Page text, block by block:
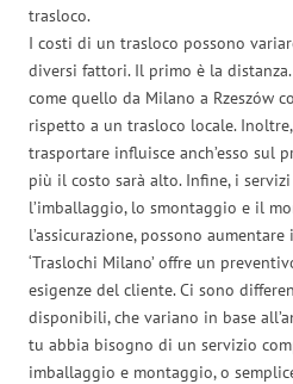
trasloco.
I costi di un trasloco possono
diversi fattori. Il primo è la distanza.
come quello da Milano a Rzeszów
rispetto a un trasloco locale.
trasportare influisce anch’esso sul
più il costo sarà alto. Infine, i
l’imballaggio, lo smontaggio e il
l’assicurazione, possono
‘Traslochi Milano’ offre un
esigenze del cliente. Ci sono
disponibili, che variano in base
tu abbia bisogno di un servizio
imballaggio e montaggio, o